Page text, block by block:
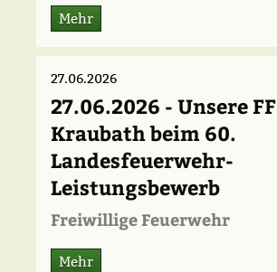
Mehr
27.06.2026
27.06.2026 - Unsere FF
Kraubath beim 60.
Landesfeuerwehr-
Leistungsbewerb
Freiwillige Feuerwehr
Mehr